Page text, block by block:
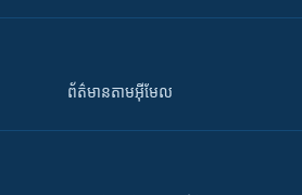
ព័ត៌មាន​តាម​អ៊ីមែល